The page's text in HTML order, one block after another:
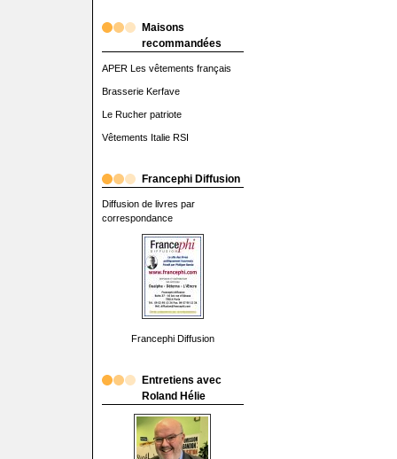
Maisons
recommandées
APER Les vêtements français
Brasserie Kerfave
Le Rucher patriote
Vêtements Italie RSI
Francephi Diffusion
Diffusion de livres par
correspondance
Francephi Diffusion
Entretiens avec
Roland Hélie